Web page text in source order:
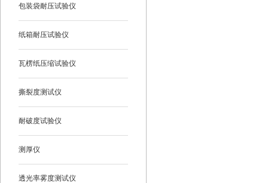
包装袋耐压试验仪
纸箱耐压试验仪
瓦楞纸压缩试验仪
撕裂度测试仪
耐破度试验仪
测厚仪
透光率雾度测试仪